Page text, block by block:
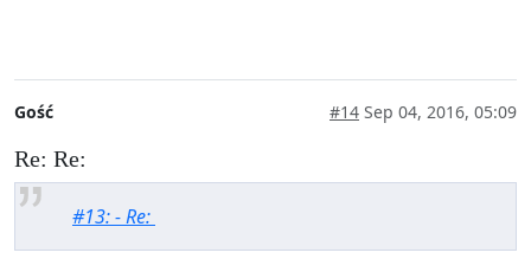
Gość #14 Sep 04, 2016, 05:09
Re: Re:
#13: - Re: